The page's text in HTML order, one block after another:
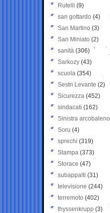
Rutelli (9)
san gottardo (4)
San Martino (3)
San Miniato (2)
sanità (306)
Sarkozy (43)
scuola (354)
Sestri Levante (2)
Sicurezza (452)
sindacati (162)
Sinistra arcobaleno
Soru (4)
sprechi (319)
Stampa (373)
Storace (47)
subappalti (31)
televisione(244)
terremoto (402)
thyssenkrupp (3)